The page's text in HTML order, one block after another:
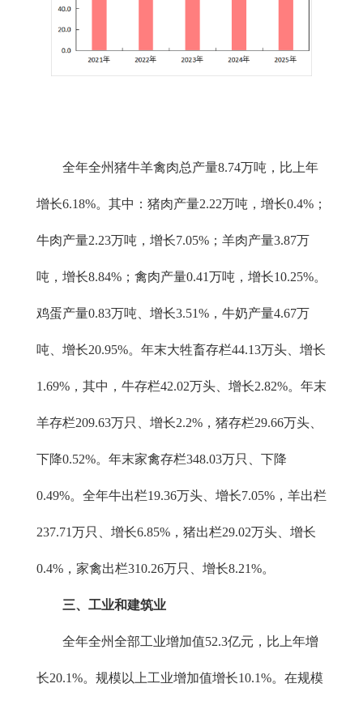
全年全州猪牛羊禽肉总产量8.74万吨，比上年
增长6.18%。其中：猪肉产量2.22万吨，增长0.4%；
牛肉产量2.23万吨，增长7.05%；羊肉产量3.87万
吨，增长8.84%；禽肉产量0.41万吨，增长10.25%。
鸡蛋产量0.83万吨、增长3.51%，牛奶产量4.67万
吨、增长20.95%。年末大牲畜存栏44.13万头、增长
1.69%，其中，牛存栏42.02万头、增长2.82%。年末
羊存栏209.63万只、增长2.2%，猪存栏29.66万头、
下降0.52%。年末家禽存栏348.03万只、下降
0.49%。全年牛出栏19.36万头、增长7.05%，羊出栏
237.71万只、增长6.85%，猪出栏29.02万头、增长
0.4%，家禽出栏310.26万只、增长8.21%。
三、工业和建筑业
全年全州全部工业增加值52.3亿元，比上年增
长20.1%。规模以上工业增加值增长10.1%。在规模